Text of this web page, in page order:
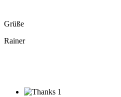
Grüße
Rainer
1